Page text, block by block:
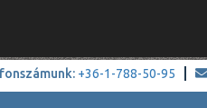
+36-1-788-50-95